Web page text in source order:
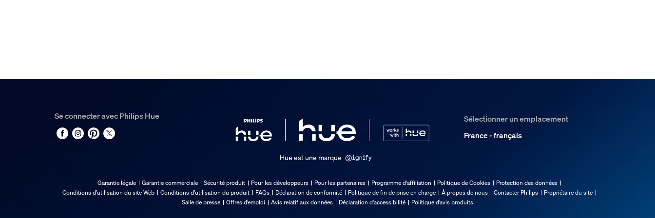
Se connecter avec Philips Hue
Sélectionner un emplacement
France - français
Hue est une marque
Garantie légale Garantie commerciale Sécurité produit Pour les développeurs Pour les partenaires Programme d'affiliation Politique de Cookies
Protection des données
Conditions d’utilisation du site Web
Conditions d’utilisation du produit FAQs Déclaration de conformité Politique de fin de prise en charge À propos de nous Contacter Philips
Propriétaire du site
Salle de presse
Offres d’emploi Avis relatif aux données Déclaration d'accessibilité Politique d’avis produits